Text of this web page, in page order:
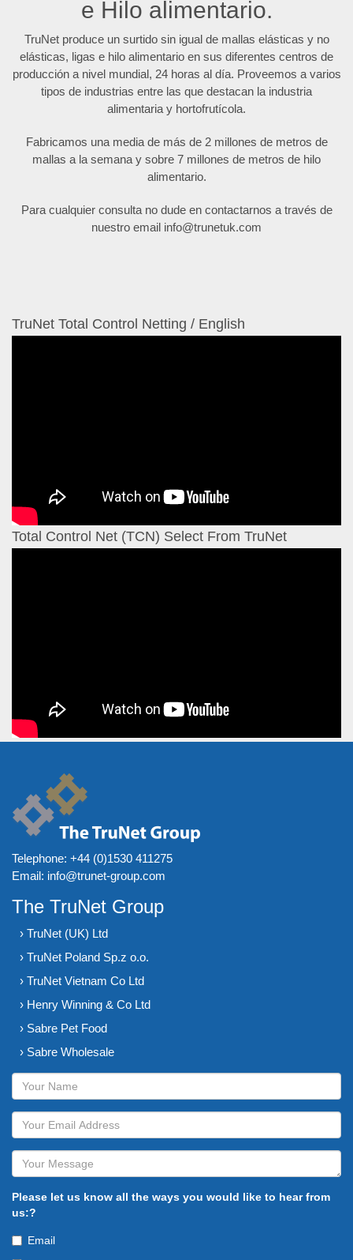
e Hilo alimentario.
TruNet produce un surtido sin igual de mallas elásticas y no
elásticas, ligas e hilo alimentario en sus diferentes centros de
producción a nivel mundial, 24 horas al día. Proveemos a varios
tipos de industrias entre las que destacan la industria
alimentaria y hortofrutícola.
Fabricamos una media de más de 2 millones de metros de
mallas a la semana y sobre 7 millones de metros de hilo
alimentario.
Para cualquier consulta no dude en contactarnos a través de
nuestro email info@trunetuk.com
TruNet Total Control Netting / English
Total Control Net (TCN) Select From TruNet
Telephone: +44 (0)1530 411275
Email: info@trunet-group.com
The TruNet Group
› TruNet (UK) Ltd
› TruNet Poland Sp.z o.o.
› TruNet Vietnam Co Ltd
› Henry Winning & Co Ltd
› Sabre Pet Food
› Sabre Wholesale
Please let us know all the ways you would like to hear from
us:?
Email